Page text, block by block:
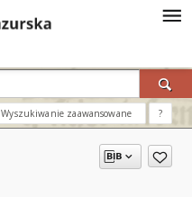
Wyszukiwanie zaawansowane ?